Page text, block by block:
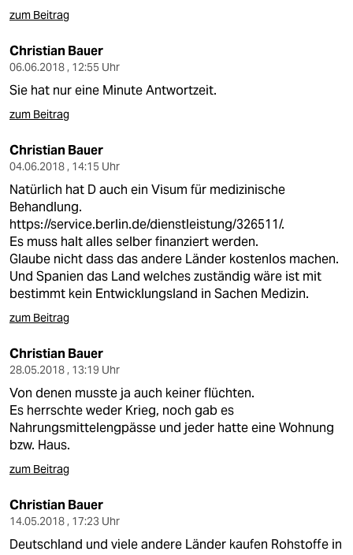
zum Beitrag
Christian Bauer
06.06.2018 , 12:55 Uhr
Sie hat nur eine Minute Antwortzeit.
zum Beitrag
Christian Bauer
04.06.2018 , 14:15 Uhr
Natürlich hat D auch ein Visum für medizinische
Behandlung.
https://service.berlin.de/dienstleistung/326511/.
Es muss halt alles selber finanziert werden.
Glaube nicht dass das andere Länder kostenlos machen.
Und Spanien das Land welches zuständig wäre ist mit
bestimmt kein Entwicklungsland in Sachen Medizin.
zum Beitrag
Christian Bauer
28.05.2018 , 13:19 Uhr
Von denen musste ja auch keiner flüchten.
Es herrschte weder Krieg, noch gab es
Nahrungsmittelengpässe und jeder hatte eine Wohnung
bzw. Haus.
zum Beitrag
Christian Bauer
14.05.2018 , 17:23 Uhr
Deutschland und viele andere Länder kaufen Rohstoffe in